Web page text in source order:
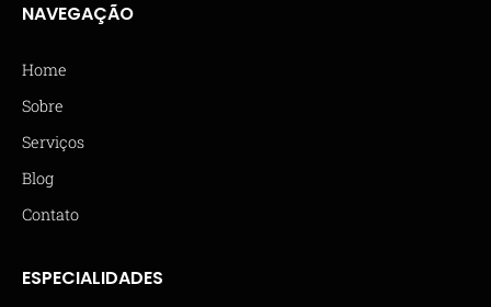
NAVEGAÇÃO
Home
Sobre
Serviços
Blog
Contato
ESPECIALIDADES